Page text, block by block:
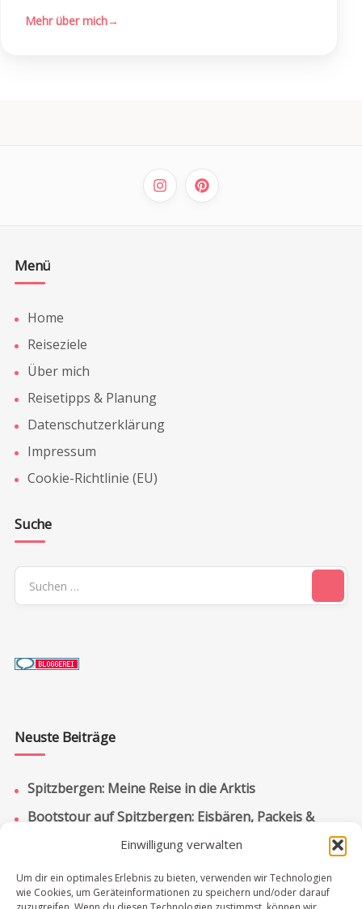
Einwilligung verwalten
Um dir ein optimales Erlebnis zu bieten, verwenden wir Technologien
wie Cookies, um Geräteinformationen zu speichern und/oder darauf
Mehr über mich→
Menü
Home
Reiseziele
Über mich
Reisetipps & Planung
Datenschutzerklärung
Impressum
Cookie-Richtlinie (EU)
Suche
Suchen
nach:
Neuste Beiträge
Spitzbergen: Meine Reise in die Arktis
Bootstour auf Spitzbergen: Eisbären, Packeis &
Barentsburg